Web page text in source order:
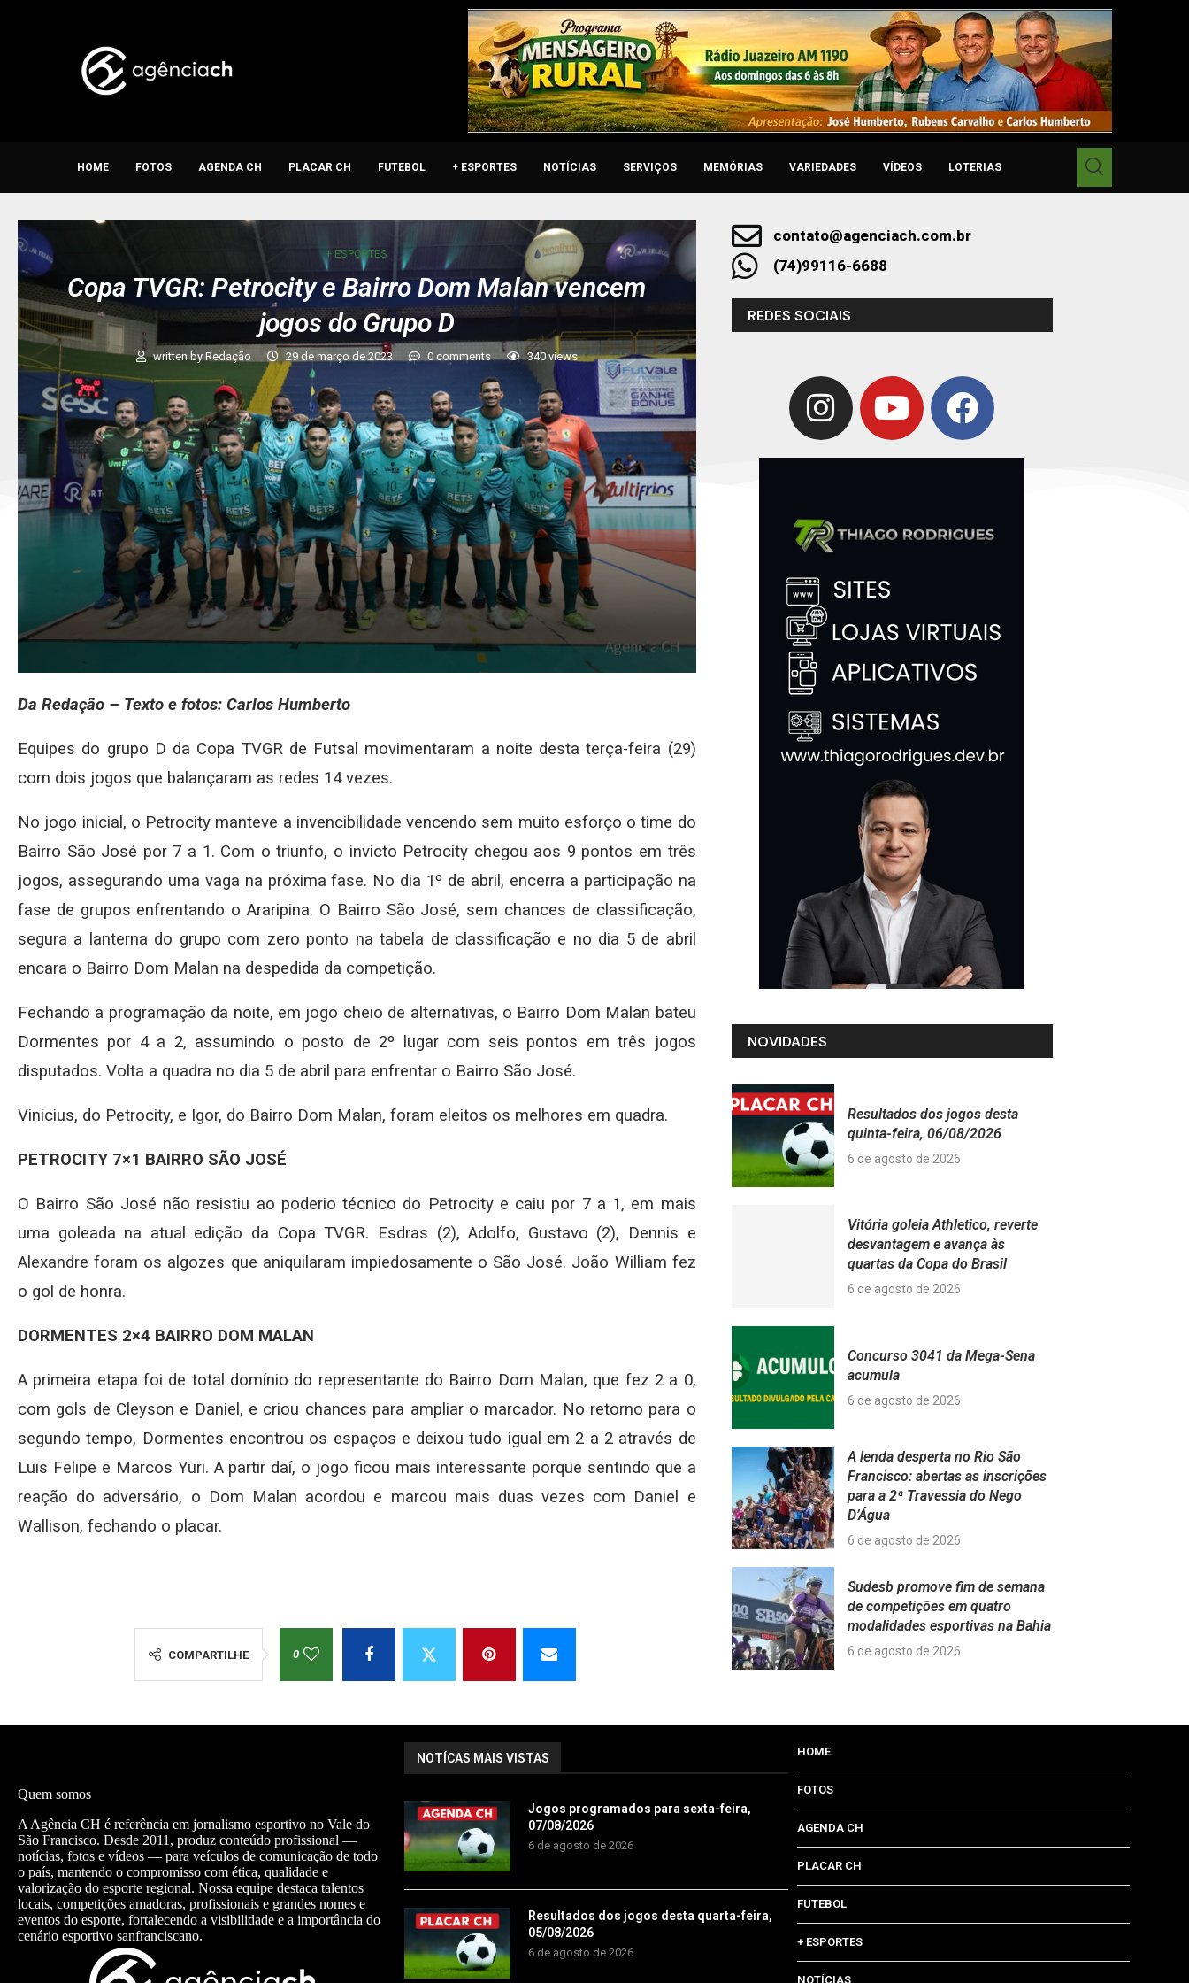
HOME FOTOS AGENDA CH PLACAR CH FUTEBOL + ESPORTES NOTÍCIAS SERVIÇOS MEMÓRIAS VARIEDADES VÍDEOS LOTERIAS
+ ESPORTES
Copa TVGR: Petrocity e Bairro Dom Malan vencem
jogos do Grupo D
written by Redação 29 de março de 2023 0 comments 340views
Da Redação – Texto e fotos: Carlos Humberto
Equipes do grupo D da Copa TVGR de Futsal movimentaram a noite desta terça-feira (29)
com dois jogos que balançaram as redes 14 vezes.
No jogo inicial, o Petrocity manteve a invencibilidade vencendo sem muito esforço o time do
Bairro São José por 7 a 1. Com o triunfo, o invicto Petrocity chegou aos 9 pontos em três
jogos, assegurando uma vaga na próxima fase. No dia 1º de abril, encerra a participação na
fase de grupos enfrentando o Araripina. O Bairro São José, sem chances de classificação,
segura a lanterna do grupo com zero ponto na tabela de classificação e no dia 5 de abril
encara o Bairro Dom Malan na despedida da competição.
Fechando a programação da noite, em jogo cheio de alternativas, o Bairro Dom Malan bateu
Dormentes por 4 a 2, assumindo o posto de 2º lugar com seis pontos em três jogos
disputados. Volta a quadra no dia 5 de abril para enfrentar o Bairro São José.
Vinicius, do Petrocity, e Igor, do Bairro Dom Malan, foram eleitos os melhores em quadra.
PETROCITY 7×1 BAIRRO SÃO JOSÉ
O Bairro São José não resistiu ao poderio técnico do Petrocity e caiu por 7 a 1, em mais
uma goleada na atual edição da Copa TVGR. Esdras (2), Adolfo, Gustavo (2), Dennis e
Alexandre foram os algozes que aniquilaram impiedosamente o São José. João William fez
o gol de honra.
DORMENTES 2×4 BAIRRO DOM MALAN
A primeira etapa foi de total domínio do representante do Bairro Dom Malan, que fez 2 a 0,
com gols de Cleyson e Daniel, e criou chances para ampliar o marcador. No retorno para o
segundo tempo, Dormentes encontrou os espaços e deixou tudo igual em 2 a 2 através de
Luis Felipe e Marcos Yuri. A partir daí, o jogo ficou mais interessante porque sentindo que a
reação do adversário, o Dom Malan acordou e marcou mais duas vezes com Daniel e
Wallison, fechando o placar.
COMPARTILHE 0
contato@agenciach.com.br
(74)99116-6688
REDES SOCIAIS
NOVIDADES
Resultados dos jogos desta
quinta-feira, 06/08/2026
6 de agosto de 2026
Vitória goleia Athletico, reverte
desvantagem e avança às
quartas da Copa do Brasil
6 de agosto de 2026
Concurso 3041 da Mega-Sena
acumula
6 de agosto de 2026
A lenda desperta no Rio São
Francisco: abertas as inscrições
para a 2ª Travessia do Nego
D’Água
6 de agosto de 2026
Sudesb promove fim de semana
de competições em quatro
modalidades esportivas na Bahia
6 de agosto de 2026
Quem somos
A Agência CH é referência em jornalismo esportivo no Vale do
São Francisco. Desde 2011, produz conteúdo profissional —
notícias, fotos e vídeos — para veículos de comunicação de todo
o país, mantendo o compromisso com ética, qualidade e
valorização do esporte regional. Nossa equipe destaca talentos
locais, competições amadoras, profissionais e grandes nomes e
eventos do esporte, fortalecendo a visibilidade e a importância do
cenário esportivo sanfranciscano.
NOTÍCAS MAIS VISTAS
Jogos programados para sexta-feira,
07/08/2026
6 de agosto de 2026
Resultados dos jogos desta quarta-feira,
05/08/2026
6 de agosto de 2026
HOME
FOTOS
AGENDA CH
PLACAR CH
FUTEBOL
+ ESPORTES
NOTÍCIAS